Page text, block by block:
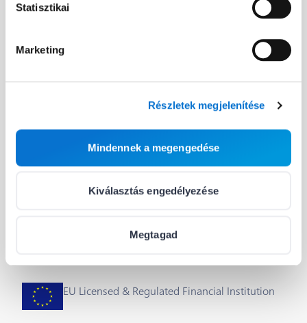
Statisztikai
Marketing
Részletek megjelenítése
Mindennek a megengedése
Kiválasztás engedélyezése
Megtagad
Fejlesztőknek
Integrálás & plug-inok
Rólunk
Segítség
Állások
EU Licensed & Regulated Financial Institution